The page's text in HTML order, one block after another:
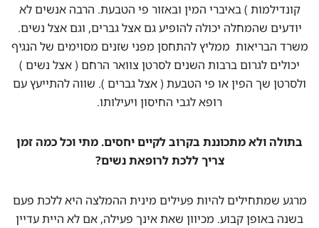
קונדילמות ) באיברי המין ובאזור פי הטבעת. הרבה אנשים לא
יודעים שהמחלה יכולה להופיע גם אצל גברים, וגם אצל נשים.
משרד הבריאות ממליץ להתחסן מפני שזנים מסוימים של הנגיף
יכולים לגרום ברבות השנים לסרטן צוואר הרחם ( אצל נשים )
ולסרטן שך הפין או פי הטבעת ( אצל גברים ). שווה להתייעץ עם
רופא לגבי החיסון ויעילותו.
בתולה ולא מתכוננת בקרוב לקיים יחסים. מתי וכל כמה זמן
צריך ללכת לרופאת נשים?
מרגע שמתחילים להיות פעילים מינית ההמלצה היא ללכת פעם
בשנה באופן קבוע. מכיוון שאת אינך פעילה, אם לא היית עדיין